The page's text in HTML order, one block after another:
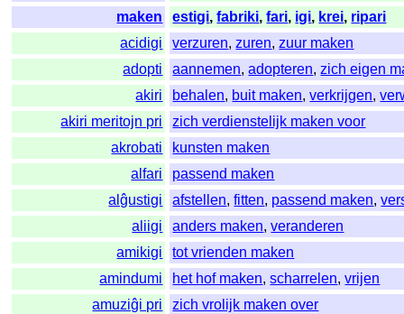
maken
estigi,fabriki,fari, igi, krei, ripari
acidigi
verzuren,zuren,zuur maken
adopti
aannemen,adopteren,zich eigen
akiri
behalen, buit maken,verkrijgen,
akiri meritojn pri
zich verdienstelijk maken voor
akrobati
kunsten maken
alfari
passend maken
alĝustigi
afstellen,fitten, passend maken,
aliigi
anders maken,veranderen
amikigi
tot vrienden maken
amindumi
het hof maken,scharrelen,vrijen
amuziĝi pri
zich vrolijk maken over